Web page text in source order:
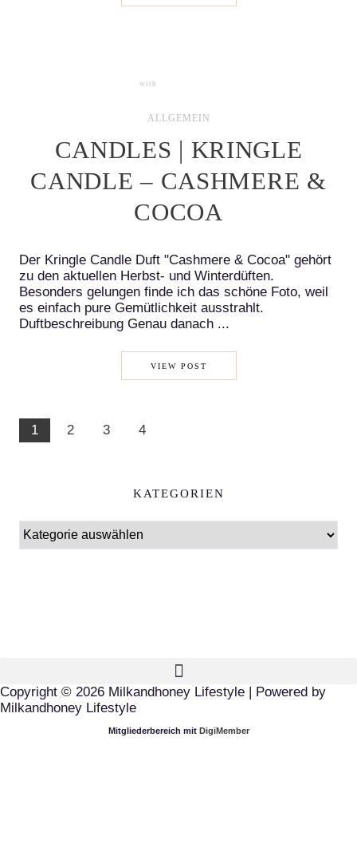
with
ALLGEMEIN
CANDLES | KRINGLE
CANDLE – CASHMERE &
COCOA
Der Kringle Candle Duft "Cashmere & Cocoa" gehört
zu den aktuellen Herbst- und Winterdüften.
Besonders gelungen finde ich das schöne Foto, weil
es einfach pure Gemütlichkeit ausstrahlt.
Duftbeschreibung Genau danach ...
VIEW POST
1 2 3 4
KATEGORIEN
Copyright © 2026 Milkandhoney Lifestyle | Powered by
Milkandhoney Lifestyle
Mitgliederbereich mit DigiMember